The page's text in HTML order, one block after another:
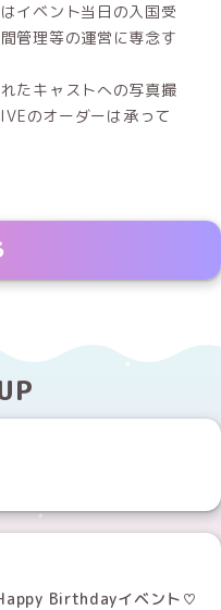
イベント当日の入国受
管理等の運営に専念す
たキャストへの写真撮
のオーダーは承って
Birthdayイベント♡